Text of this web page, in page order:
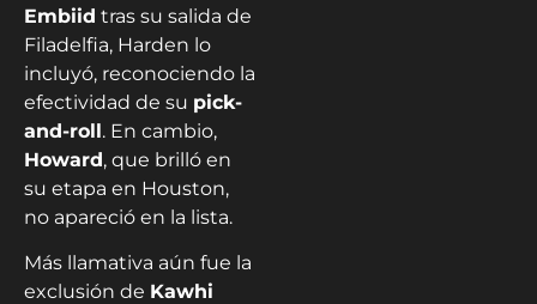
Embiid tras su salida de
Filadelfia, Harden lo
incluyó, reconociendo la
efectividad de su pick-
and-roll. En cambio,
Howard, que brilló en
su etapa en Houston,
no apareció en la lista.
Más llamativa aún fue la
exclusión de Kawhi